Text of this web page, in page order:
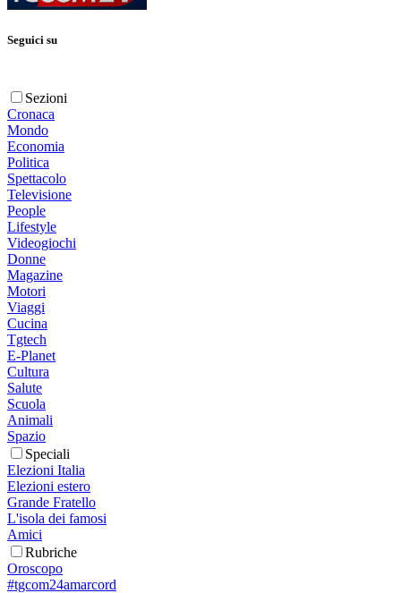
Seguici su
Sezioni
Cronaca
Mondo
Economia
Politica
Spettacolo
Televisione
People
Lifestyle
Videogiochi
Donne
Magazine
Motori
Viaggi
Cucina
Tgtech
E-Planet
Cultura
Salute
Scuola
Animali
Spazio
Speciali
Elezioni Italia
Elezioni estero
Grande Fratello
L'isola dei famosi
Amici
Rubriche
Oroscopo
#tgcom24amarcord